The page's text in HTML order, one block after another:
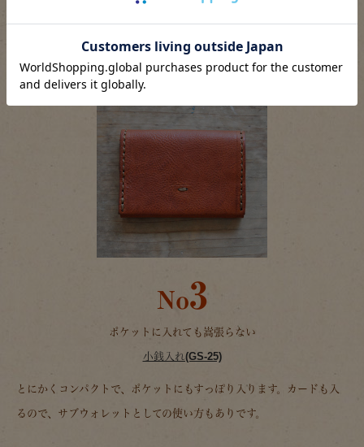
No3
ポケットに入れても嵩張らない
小銭入れ(GS-25)
とにかくコンパクトで、ポケットにもすっぽり入ります。カードも入
るので、サブウォレットとしての使い方もありです。